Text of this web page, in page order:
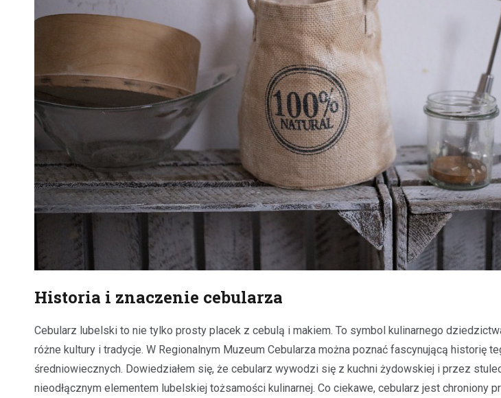
Historia i znaczenie cebularza
Cebularz lubelski to nie tylko prosty placek z cebulą i makiem. To symbol kulinarnego
różne kultury i tradycje. W Regionalnym Muzeum Cebularza można poznać fascynującą historię
średniowiecznych. Dowiedziałem się, że cebularz wywodzi się z kuchni żydowskiej i przez
nieodłącznym elementem lubelskiej tożsamości kulinarnej. Co ciekawe, cebularz jest chroniony